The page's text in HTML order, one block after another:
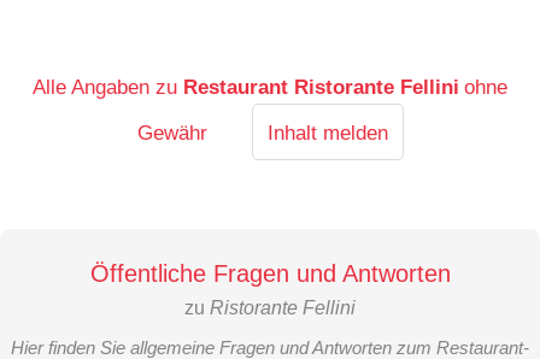
Alle Angaben zu Restaurant Ristorante Fellini ohne
Gewähr
Inhalt melden
Öffentliche Fragen und Antworten
zu Ristorante Fellini
Hier finden Sie allgemeine Fragen und Antworten zum Restaurant-